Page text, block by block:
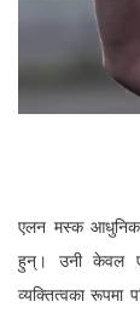
एलन मस्क आधुनिक
हुन्। उनी केवल
व्यक्तित्वका रूपमा